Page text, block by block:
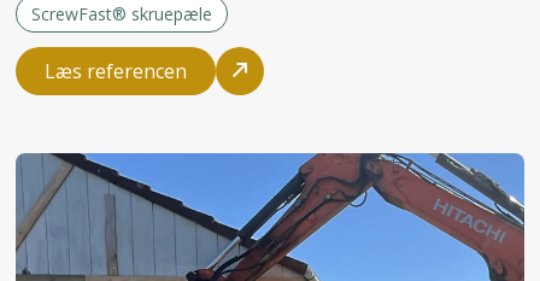
ScrewFast® skruepæle
Læs referencen